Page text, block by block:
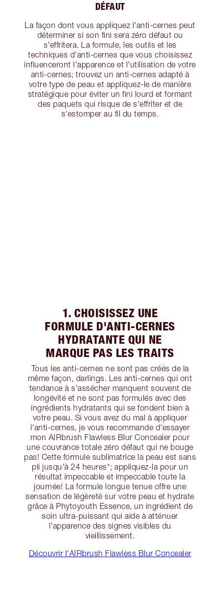
DÉFAUT
La façon dont vous appliquez l'anti-cernes peut
déterminer si son fini sera zéro défaut ou
s'effritera. La formule, les outils et les
techniques d'anti-cernes que vous choisissez
influenceront l'apparence et l'utilisation de votre
anti-cernes; trouvez un anti-cernes adapté à
votre type de peau et appliquez-le de manière
stratégique pour éviter un fini lourd et formant
des paquets qui risque de s'effriter et de
s'estomper au fil du temps.
1. CHOISISSEZ UNE
FORMULE D'ANTI-CERNES
HYDRATANTE QUI NE
MARQUE PAS LES TRAITS
Tous les anti-cernes ne sont pas créés de la
même façon, darlings. Les anti-cernes qui ont
tendance à s'assécher manquent souvent de
longévité et ne sont pas formulés avec des
ingrédients hydratants qui se fondent bien à
votre peau. Si vous avez du mal à appliquer
l'anti-cernes, je vous recommande d'essayer
mon AIRbrush Flawless Blur Concealer pour
une couvrance totale zéro défaut qui ne bouge
pas! Cette formule sublimatrice la peau est sans
pli jusqu'à 24 heures*; appliquez-la pour un
résultat impeccable et impeccable toute la
journée! La formule longue tenue offre une
sensation de légèreté sur votre peau et hydrate
grâce à Phytoyouth Essence, un ingrédient de
soin ultra-puissant qui aide à atténuer
l'apparence des signes visibles du
vieillissement.
Découvrir l'AIRbrush Flawless Blur Concealer